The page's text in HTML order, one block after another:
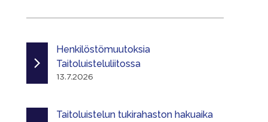
Henkilöstömuutoksia
Taitoluisteluliitossa
13.7.2026
Taitoluistelun tukirahaston hakuaika